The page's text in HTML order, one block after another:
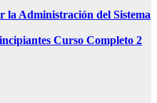
Administración del Sistema
Curso Completo 2